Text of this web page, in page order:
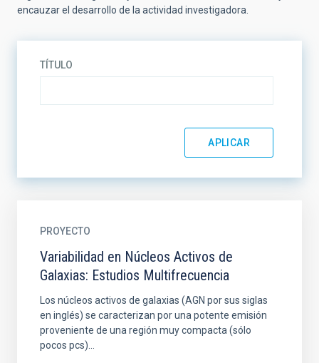
encauzar el desarrollo de la actividad investigadora.
TÍTULO
PROYECTO
Variabilidad en Núcleos Activos de
Galaxias: Estudios Multifrecuencia
Los núcleos activos de galaxias (AGN por sus siglas
en inglés) se caracterizan por una potente emisión
proveniente de una región muy compacta (sólo
pocos pcs)...